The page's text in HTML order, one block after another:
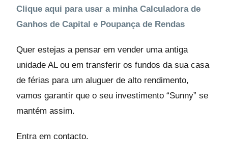
Clique aqui para usar a minha Calculadora de
Ganhos de Capital e Poupança de Rendas
Quer estejas a pensar em vender uma antiga
unidade AL ou em transferir os fundos da sua casa
de férias para um aluguer de alto rendimento,
vamos garantir que o seu investimento “Sunny” se
mantém assim.
Entra em contacto.